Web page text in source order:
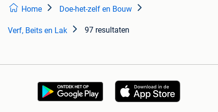
Home Doe-het-zelf en Bouw
Verf, Beits en Lak 97 resultaten